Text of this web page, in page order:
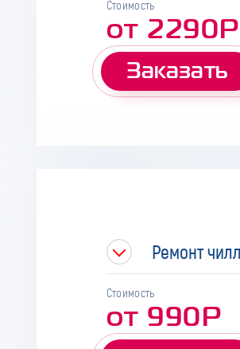
Стоимость
от 2290Р
Заказать
Ремонт
Стоимость
от 990Р